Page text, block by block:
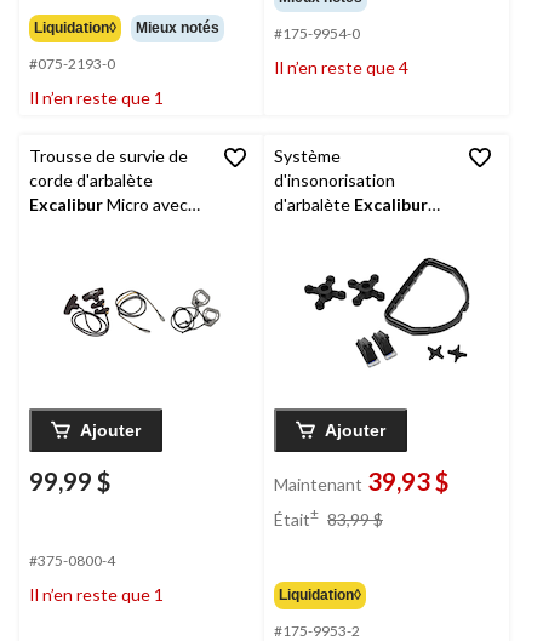
Liquidation◊ Mieux notés
#075-2193-0
Il n’en reste que 1
#175-9954-0
Il n’en reste que 4
Trousse de survie de
corde d'arbalète
ExcaliburMicro avec
Ajouter
99,99 $
#375-0800-4
Il n’en reste que 1
Système
d'insonorisation
d'arbalète Excalibur
bruit des cordes à arc
de chasse
Ajouter
Maintenant 39,93 $
Était± 83,99 $
Liquidation◊
#175-9953-2